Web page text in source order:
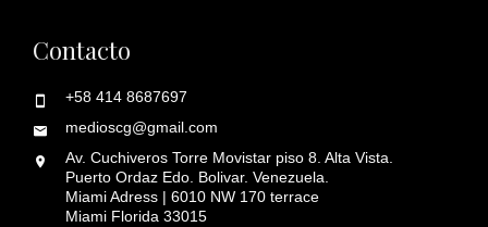
Contacto
+58 414 8687697
medioscg@gmail.com
Av. Cuchiveros Torre Movistar piso 8. Alta Vista.
Puerto Ordaz Edo. Bolivar. Venezuela.
Miami Adress | 6010 NW 170 terrace
Miami Florida 33015